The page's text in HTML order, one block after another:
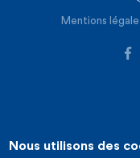
Mentions
©2026 ICHEC |
Nous utilisons des